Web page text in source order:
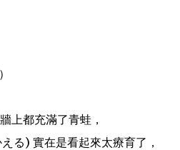
上都充滿了青蛙，
る) 實在是看起來太療育了，